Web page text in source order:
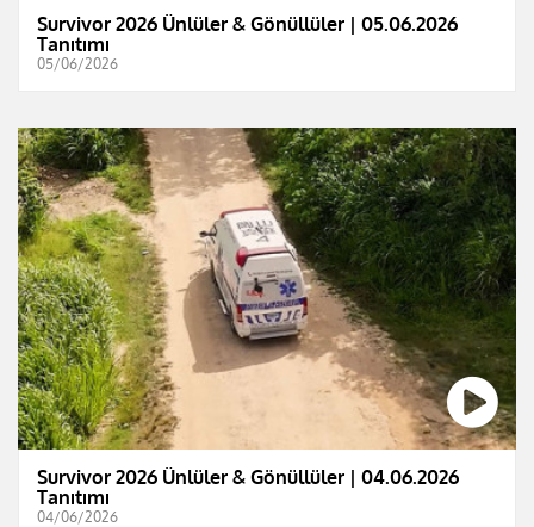
Survivor 2026 Ünlüler & Gönüllüler | 05.06.2026
Tanıtımı
05/06/2026
Survivor 2026 Ünlüler & Gönüllüler | 04.06.2026
Tanıtımı
04/06/2026